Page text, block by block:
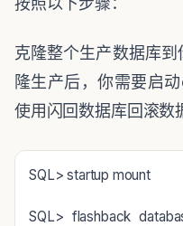
克隆整个生产数据库
隆生产后，你需要启动
使用闪回数据库回滚数
SQL> startup mount
SQL> flashback